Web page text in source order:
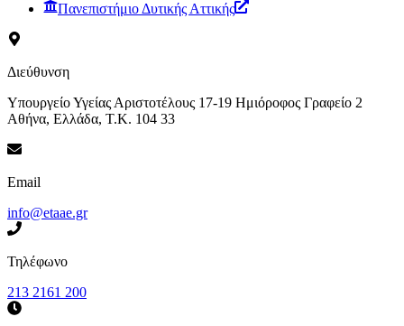
Πανεπιστήμιο Δυτικής Αττικής
Διεύθυνση
Υπουργείο Υγείας Αριστοτέλους 17-19 Ημιόροφος Γραφείο 2
Αθήνα, Ελλάδα, Τ.Κ. 104 33
Email
info@etaae.gr
Τηλέφωνο
213 2161 200